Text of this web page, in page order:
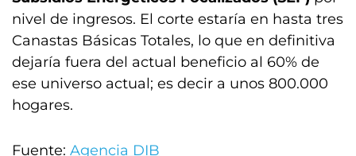
nivel de ingresos. El corte estaría en hasta tres
Canastas Básicas Totales, lo que en definitiva
dejaría fuera del actual beneficio al 60% de
ese universo actual; es decir a unos 800.000
hogares.
Fuente: Agencia DIB